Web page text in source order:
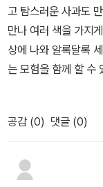
고 탐스러운 사과도
만나 여러 색을 가지
상에 나와 알록달록
는 모험을 함께 할 수
많은 우리 아이도 이
종알종알 얘기하더라
인지 궁금해하기도
때는 같이 기뻐하기
공감 (0) 댓글 (0)